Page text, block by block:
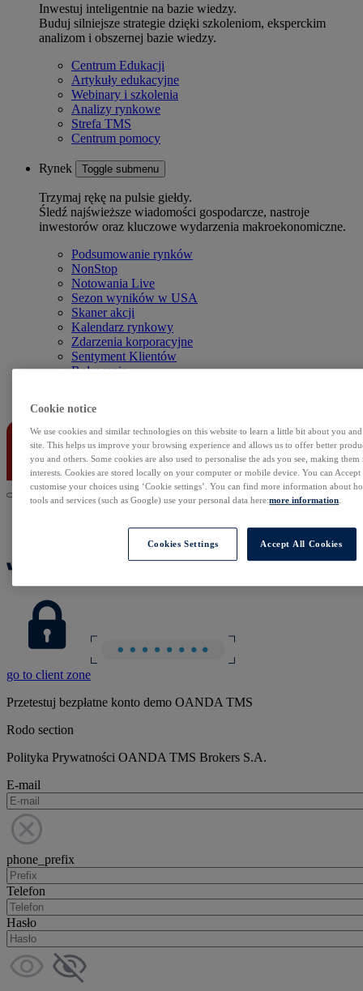
Inwestuj inteligentnie na bazie wiedzy.
Buduj silniejsze strategie dzięki szkoleniom, eksperckim
analizom i obszernej bazie wiedzy.
Centrum Edukacji
Artykuły edukacyjne
Webinary i szkolenia
Analizy rynkowe
Strefa TMS
Centrum pomocy
Rynek Toggle submenu
Trzymaj rękę na pulsie giełdy.
Śledź najświeższe wiadomości gospodarcze, nastroje
inwestorów oraz kluczowe wydarzenia makroekonomiczne.
Podsumowanie rynków
NonStop
Notowania Live
Sezon wyników w USA
Skaner akcji
Kalendarz rynkowy
Zdarzenia korporacyjne
Sentyment Klientów
Rolowania
go to client zone
Przetestuj bezpłatne konto demo OANDA TMS
Rodo section
Polityka Prywatności OANDA TMS Brokers S.A.
E-mail
phone_prefix
Telefon
Hasło
Cookie notice
We use cookies and similar technologies on this website to learn a little bit about you
site. This helps us improve your browsing experience and allows us to offer better
you and others. Some cookies are also used to personalise the ads you see, making
interests. Cookies are stored locally on your computer or mobile device. You can
customise your choices using ‘Cookie settings’. You can find more information about
tools and services (such as Google) use your personal data here:more information
Cookies Settings Accept All Cookies